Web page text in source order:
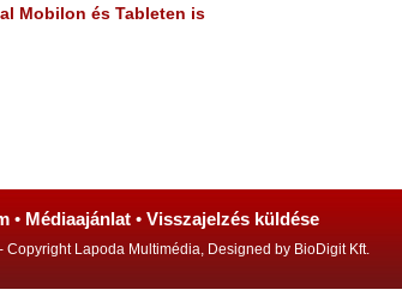
Mobilon és Tableten is
• Médiaajánlat • Visszajelzés küldése
Lapoda Multimédia, Designed by BioDigit Kft.